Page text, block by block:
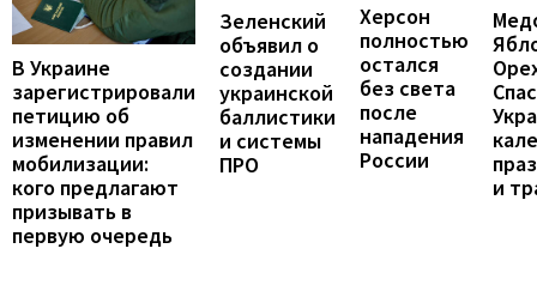
В Украине
зарегистрировали
петицию об
изменении правил
мобилизации:
кого предлагают
призывать в
первую очередь
Зеленский
объявил о
создании
украинской
баллистики
и системы
ПРО
Херсон
полностью
остался
без света
после
нападения
России
и